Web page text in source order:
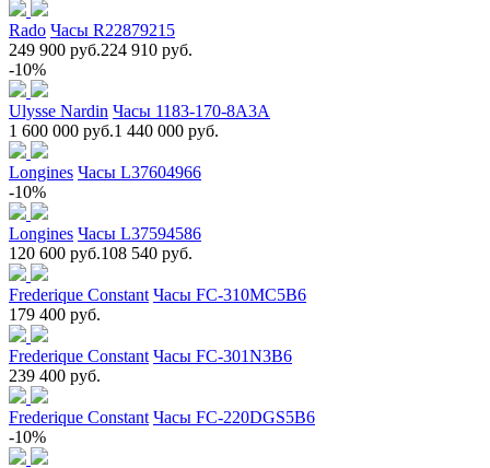
Rado Часы R22879215
249 900 руб.224 910 руб.
-10%
Ulysse Nardin Часы 1183-170-8A3A
1 600 000 руб.1 440 000 руб.
Longines Часы L37604966
-10%
Longines Часы L37594586
120 600 руб.108 540 руб.
Frederique Constant Часы FC-310MC5B6
179 400 руб.
Frederique Constant Часы FC-301N3B6
239 400 руб.
Frederique Constant Часы FC-220DGS5B6
-10%